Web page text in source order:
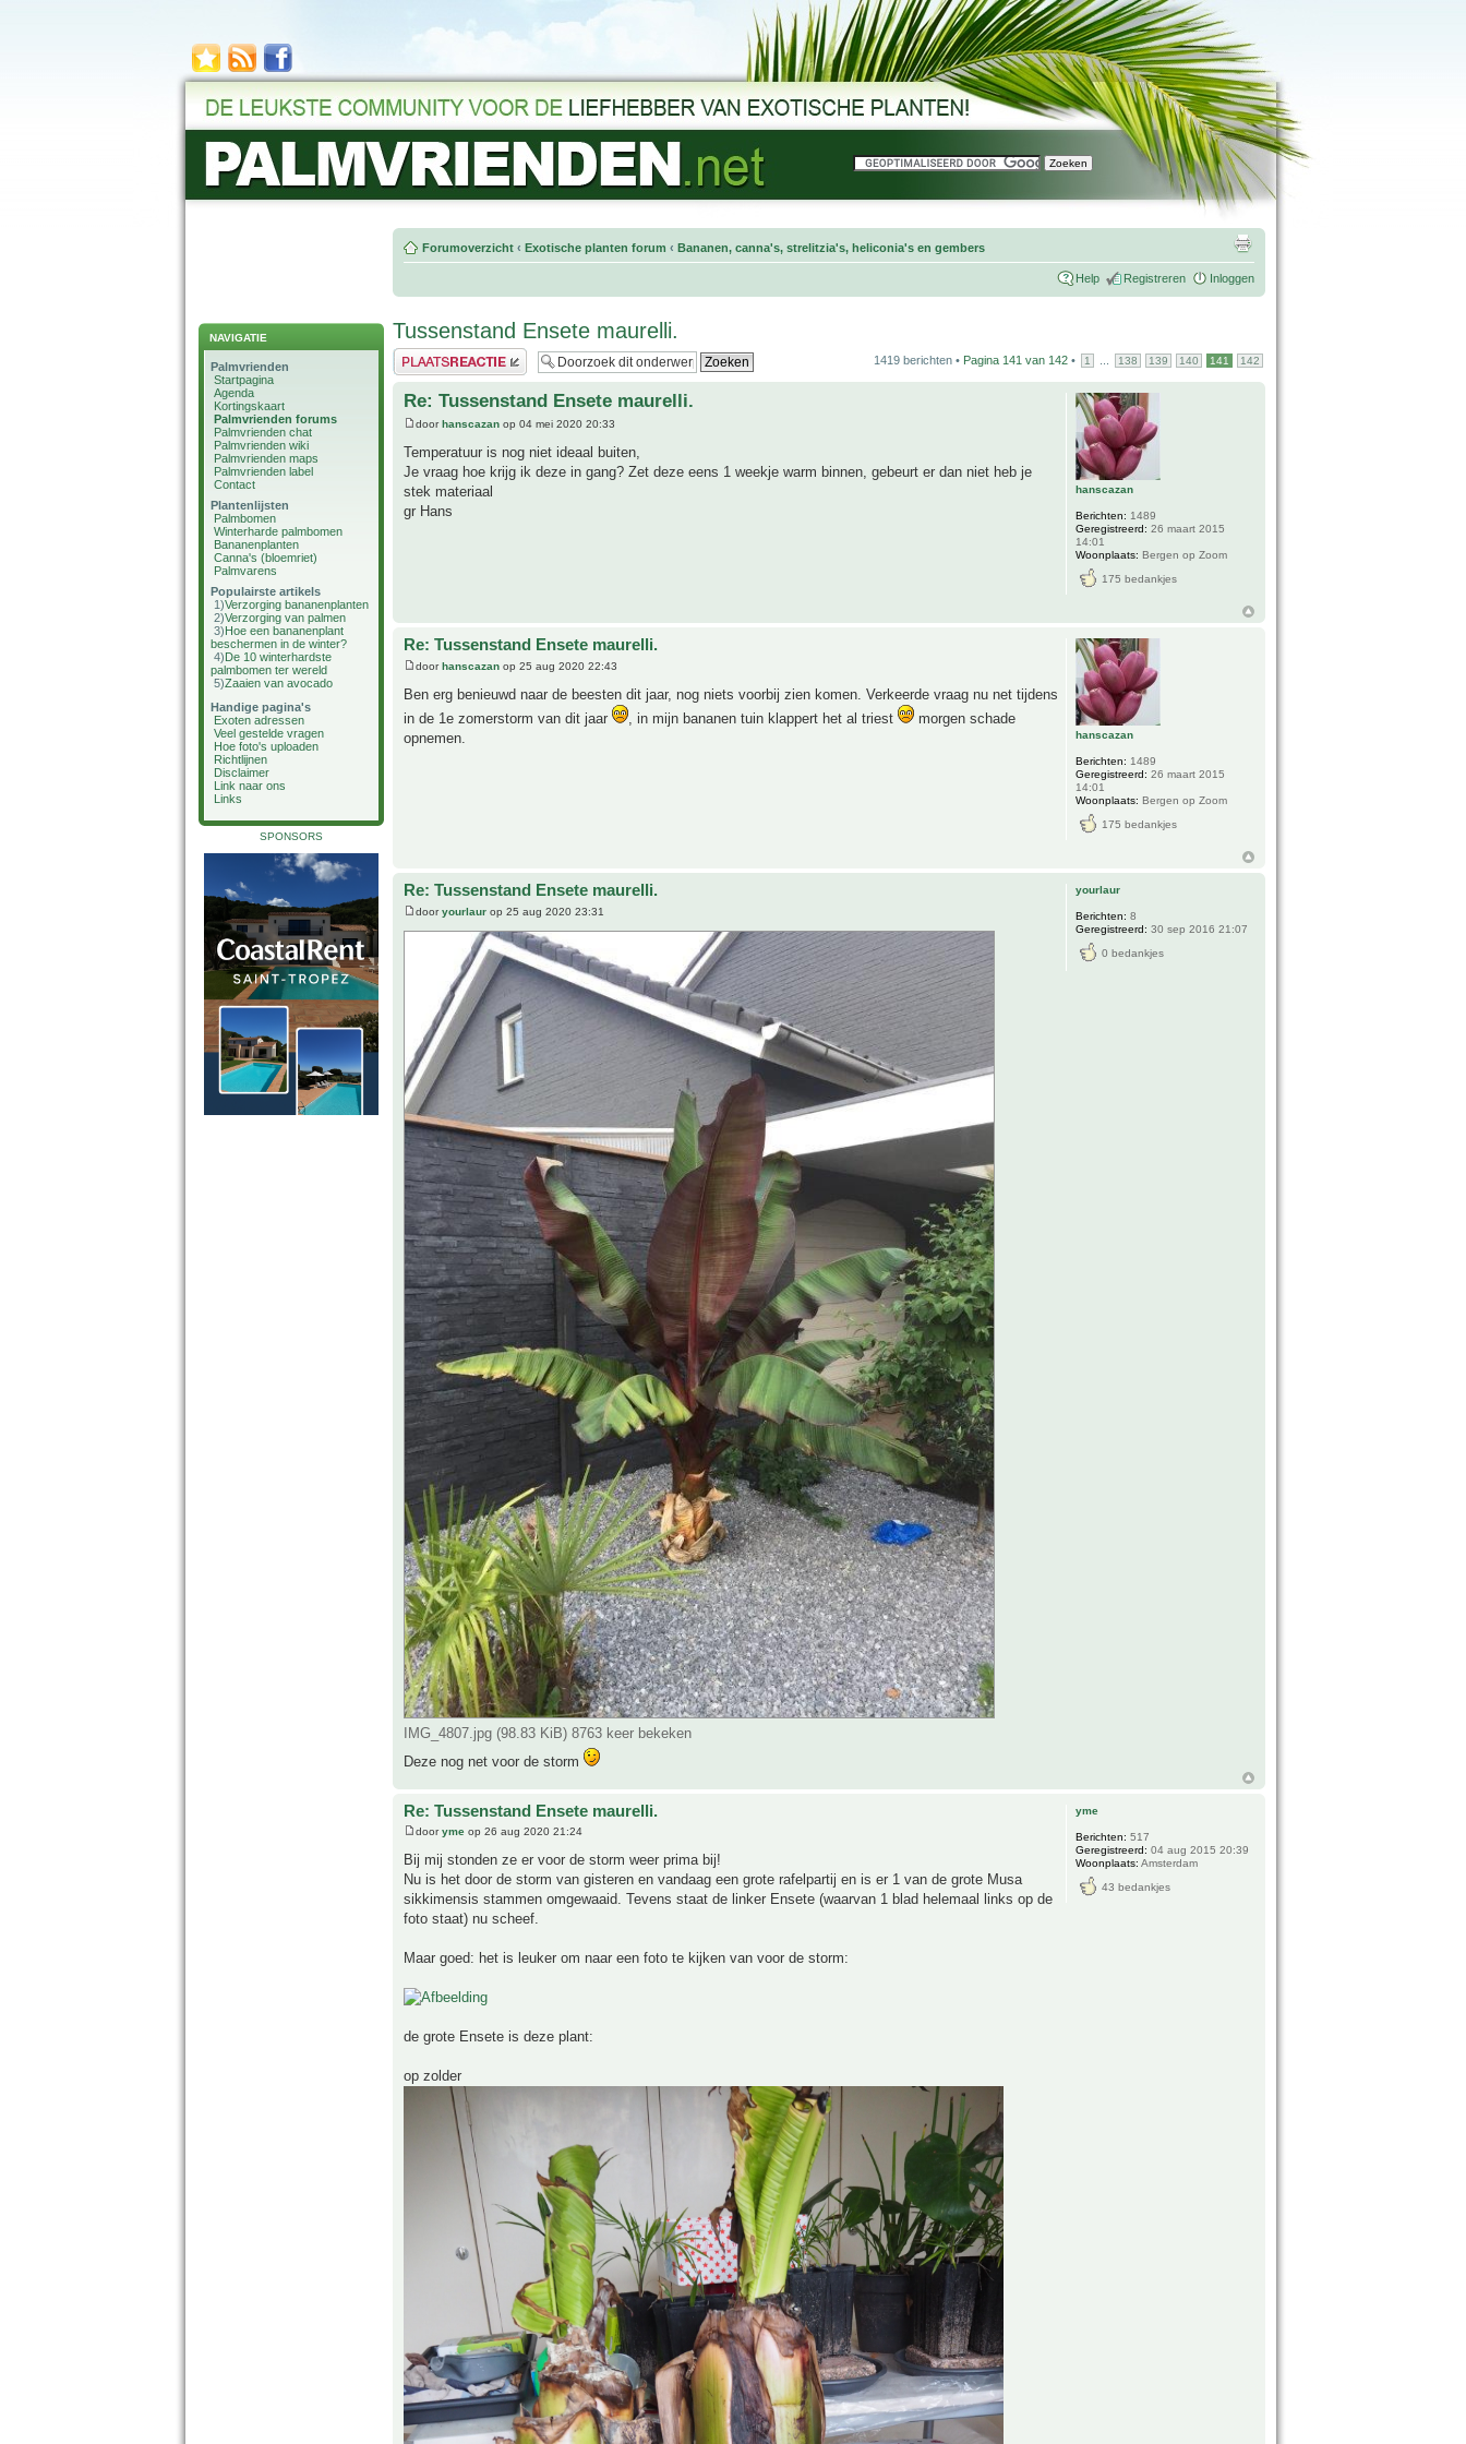
NAVIGATIE
Palmvrienden
Startpagina
Agenda
Kortingskaart
Palmvrienden forums
Palmvrienden chat
Palmvrienden wiki
Palmvrienden maps
Palmvrienden label
Contact
Plantenlijsten
Palmbomen
Winterharde palmbomen
Bananenplanten
Canna's (bloemriet)
Palmvarens
Populairste artikels
1)Verzorging bananenplanten
2)Verzorging van palmen
3)Hoe een bananenplant
beschermen in de winter?
4)De 10 winterhardste
palmbomen ter wereld
5)Zaaien van avocado
Handige pagina's
Exoten adressen
Veel gestelde vragen
Hoe foto's uploaden
Richtlijnen
Disclaimer
Link naar ons
Links
SPONSORS
Forumoverzicht ‹ Exotische planten forum ‹ Bananen, canna's, strelitzia's, heliconia's en gembers
Help Registreren Inloggen
Tussenstand Ensete maurelli.
Plaats een reactie 1419 berichten • Pagina 141 van 142 • 1 138 139 140 141 142
Re: Tussenstand Ensete maurelli.
doorhanscazan op 04 mei 2020 20:33
Temperatuur is nog niet ideaal buiten,
Je vraag hoe krijg ik deze in gang? Zet deze eens 1 weekje warm binnen, gebeurt er dan niet heb je
stek materiaal
gr Hans
hanscazan
Berichten: 1489
Geregistreerd: 26 maart 2015
14:01
Woonplaats: Bergen op Zoom
175 bedankjes
Re: Tussenstand Ensete maurelli.
doorhanscazan op 25 aug 2020 22:43
Ben erg benieuwd naar de beesten dit jaar, nog niets voorbij zien komen. Verkeerde vraag nu net tijdens
in de 1e zomerstorm van dit jaar
, in mijn bananen tuin klappert het al triest
morgen schade
opnemen.
hanscazan
Berichten: 1489
Geregistreerd: 26 maart 2015
14:01
Woonplaats: Bergen op Zoom
175 bedankjes
Re: Tussenstand Ensete maurelli.
dooryourlaur op 25 aug 2020 23:31
IMG_4807.jpg (98.83 KiB) 8763 keer bekeken
Deze nog net voor de storm
yourlaur
Berichten: 8
Geregistreerd: 30 sep 2016 21:07
0 bedankjes
Re: Tussenstand Ensete maurelli.
dooryme op 26 aug 2020 21:24
Bij mij stonden ze er voor de storm weer prima bij!
Nu is het door de storm van gisteren en vandaag een grote rafelpartij en is er 1 van de grote Musa
sikkimensis stammen omgewaaid. Tevens staat de linker Ensete (waarvan 1 blad helemaal links op de
foto staat) nu scheef.
Maar goed: het is leuker om naar een foto te kijken van voor de storm:
de grote Ensete is deze plant:
op zolder
yme
Berichten: 517
Geregistreerd: 04 aug 2015 20:39
Woonplaats: Amsterdam
43 bedankjes